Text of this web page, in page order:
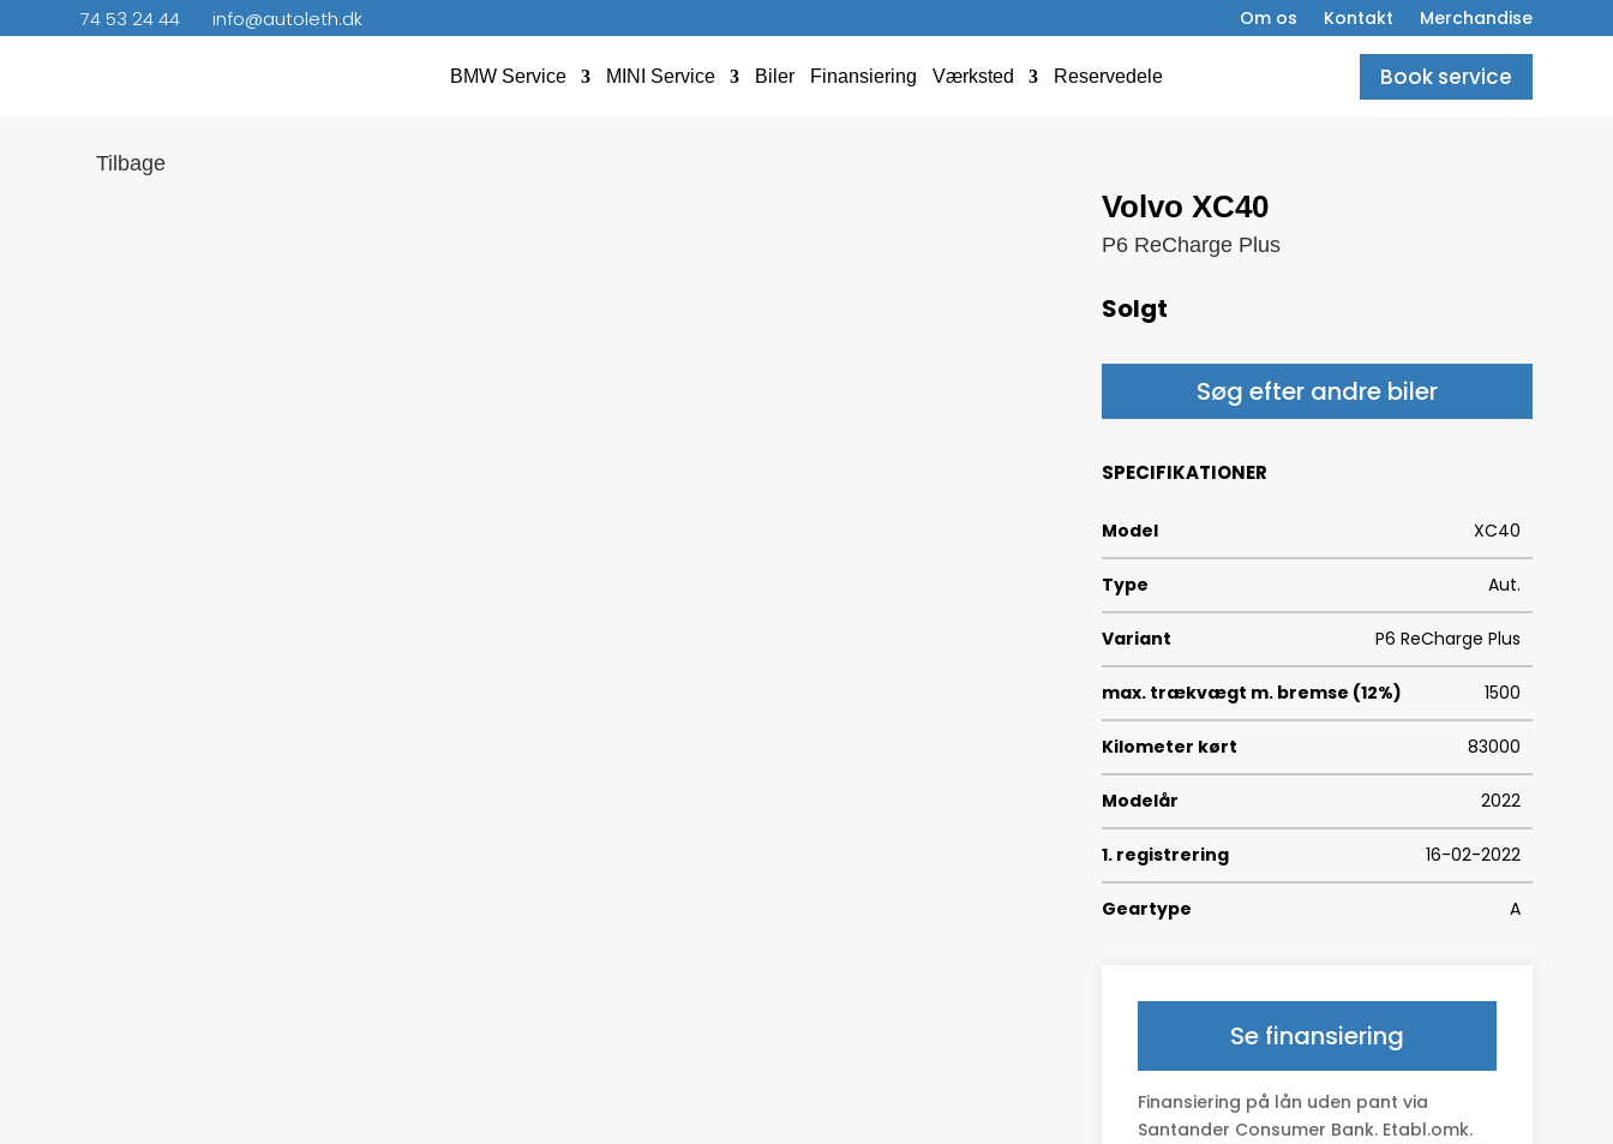
74 53 24 44 info@autoleth.dk Om os Kontakt Merchandise
BMW Service MINI Service Biler Finansiering Værksted Reservedele Book service
Tilbage
Volvo XC40
P6 ReCharge Plus
Solgt
Søg efter andre biler
SPECIFIKATIONER
Model XC40
Type Aut.
Variant P6 ReCharge Plus
max. trækvægt m. bremse (12%) 1500
Kilometer kørt 83000
Modelår 2022
1. registrering 16-02-2022
Geartype A
0-100 km/t 7,4
Tophastighed
Se finansiering
Finansiering på lån uden pant via
Santander Consumer Bank. Etabl.omk.